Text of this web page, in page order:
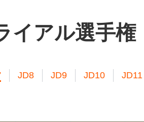
イアル選手権
JD8 JD9 JD10 JD11